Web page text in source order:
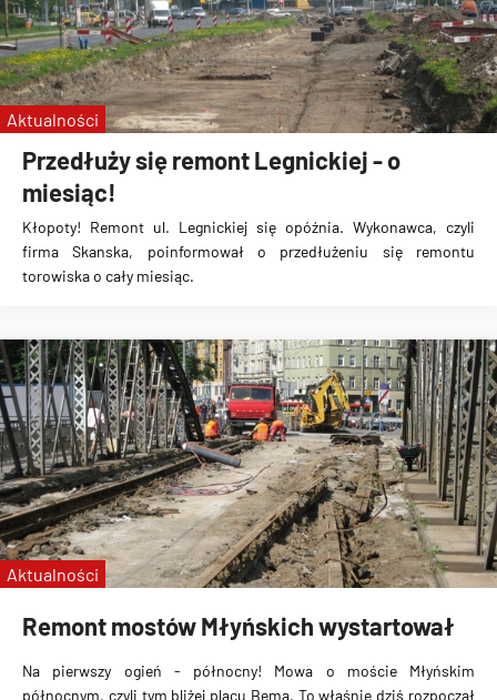
Przedłuży się remont Legnickiej - o
miesiąc!
Kłopoty! Remont ul. Legnickiej się opóźnia. Wykonawca, czyli
firma Skanska, poinformował o przedłużeniu się remontu
torowiska o cały miesiąc.
Aktualności
Remont mostów Młyńskich wystartował
Na pierwszy ogień - północny! Mowa o moście Młyńskim
północnym, czyli tym bliżej placu Bema. To właśnie dziś rozpoczął
Aktualności